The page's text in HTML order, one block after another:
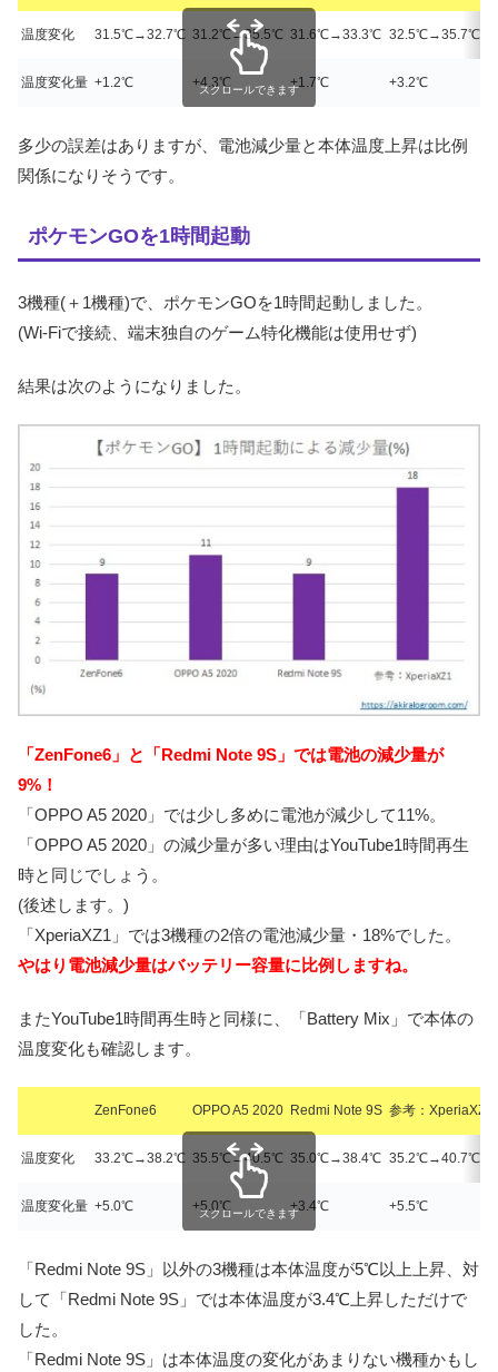
温度変化 31.5℃→32.7℃ 31.2℃→35.5℃ 31.6℃→33.3℃ 32.5℃→35.7℃
温度変化量 +1.2℃ +4.3℃ +1.7℃ +3.2℃
スクロールできます
多少の誤差はありますが、電池減少量と本体温度上昇は比例
関係になりそうです。
ポケモンGOを1時間起動
3機種(＋1機種)で、ポケモンGOを1時間起動しました。
(Wi-Fiで接続、端末独自のゲーム特化機能は使用せず)
結果は次のようになりました。
「ZenFone6」と「Redmi Note 9S」では電池の減少量が
9%！
「OPPO A5 2020」では少し多めに電池が減少して11%。
「OPPO A5 2020」の減少量が多い理由はYouTube1時間再生
時と同じでしょう。
(後述します。)
「XperiaXZ1」では3機種の2倍の電池減少量・18%でした。
やはり電池減少量はバッテリー容量に比例しますね。
またYouTube1時間再生時と同様に、「Battery Mix」で本体の
温度変化も確認します。
ZenFone6 OPPO A5 2020 Redmi Note 9S 参考：XperiaXZ1
温度変化 33.2℃→38.2℃ 35.5℃→40.5℃ 35.0℃→38.4℃ 35.2℃→40.7℃
温度変化量 +5.0℃ +5.0℃ +3.4℃ +5.5℃
スクロールできます
「Redmi Note 9S」以外の3機種は本体温度が5℃以上上昇、対
して「Redmi Note 9S」では本体温度が3.4℃上昇しただけで
した。
「Redmi Note 9S」は本体温度の変化があまりない機種かもし